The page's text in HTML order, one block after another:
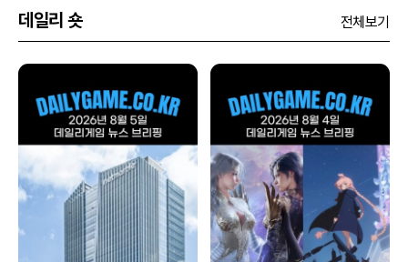
데일리 숏 전체보기